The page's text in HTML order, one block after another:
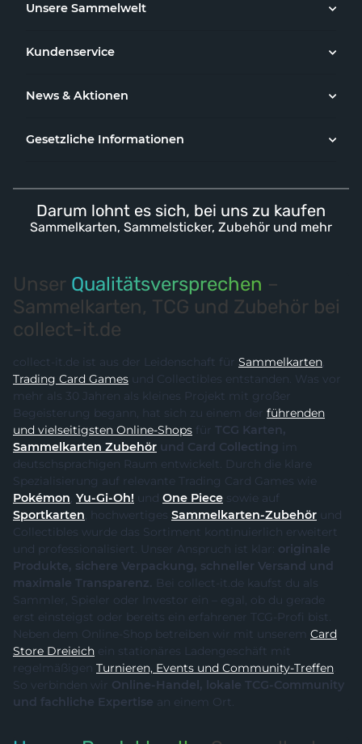
Unsere Sammelwelt
Kundenservice
News & Aktionen
Gesetzliche Informationen
Darum lohnt es sich, bei uns zu kaufen
Sammelkarten, Sammelsticker, Zubehör und mehr
Unser Qualitätsversprechen –
Sammelkarten, TCG und Zubehör bei
collect-it.de
collect-it.de ist aus der Leidenschaft für Sammelkarten,
Trading Card Games und Collectibles entstanden. Was vor
mehr als 30 Jahren als kleines Projekt mit großer
Begeisterung begann, hat sich zu einem der führenden
und vielseitigsten Online-Shops für TCG Karten,
Sammelkarten Zubehör und Card Collecting
im
deutschsprachigen Raum entwickelt. Durch die klare
Spezialisierung auf relevante Trading Card Games wie
Pokémon, Yu-Gi-Oh! und One Piece sowie auf
Sportkarten , hochwertiges Sammelkarten-Zubehör
Collectibles wurde das Sortiment kontinuierlich erweitert
und professionalisiert. Unser Anspruch ist klar: originale
Produkte, sichere Verpackung, schneller Versand und
maximale Transparenz. Bei collect-it.de kaufst du als
Sammler, Spieler oder Investor ein – egal, ob du gerade
erst einsteigst oder bereits ein erfahrener TCG-Profi bist.
Neben dem Online-Shop betreiben wir mit unserem Card
Store Dreieich ein stationäres Ladengeschäft mit
regelmäßigen
Turnieren, Events und Community-Treffen.
So verbinden wir Online-Handel, lokale TCG-Community
und fachliche Expertise an einem Ort.